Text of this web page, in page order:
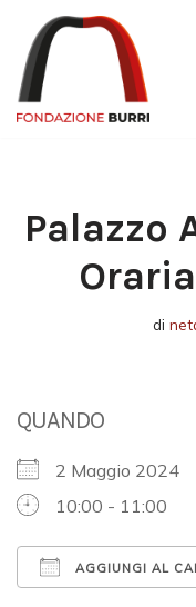
Vai
al
contenuto
Palazzo
di
QUANDO
2 Maggio 2024
10:00 - 11:00
AGGIUNGI AL